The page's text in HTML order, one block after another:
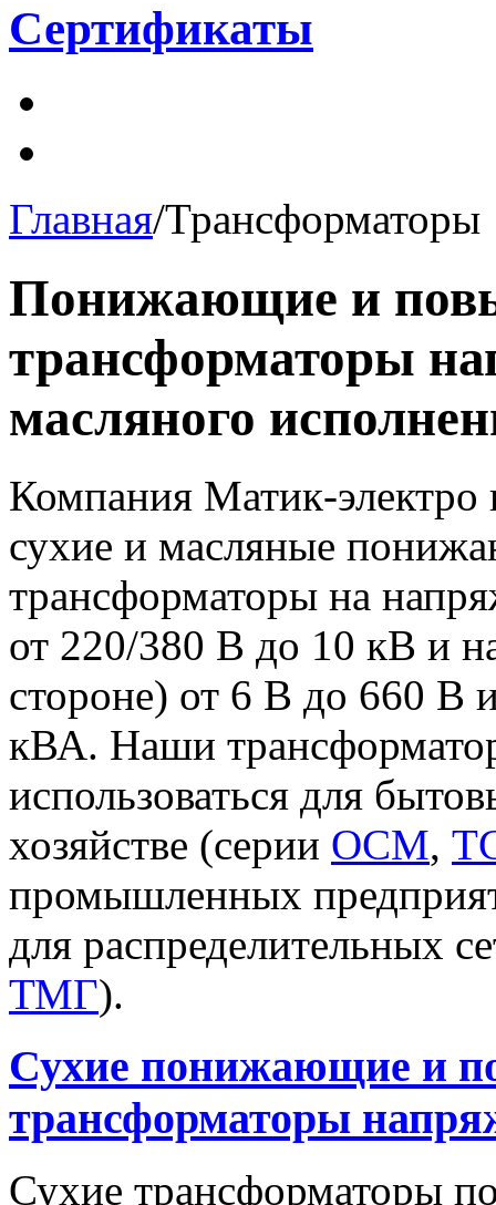
Сертификаты
Главная/Трансформаторы
Понижающие и
трансформаторы
масляного
Компания Матик-электро
сухие и масляные
трансформаторы на
от 220/380 В до 10 кВ и
стороне) от 6 В до 660
кВА. Наши
использоваться для
хозяйстве (серии ОСМ,
промышленных
для распределительных
ТМГ).
Сухие понижающие и
трансформаторы
Сухие трансформаторы